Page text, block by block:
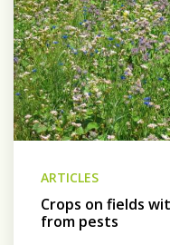
ARTICLES
Crops on fields
from pests